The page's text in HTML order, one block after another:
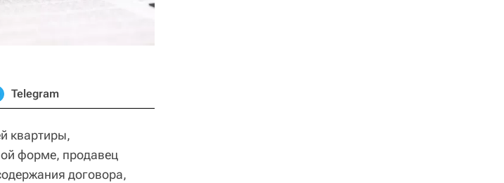
Telegram
квартиры,
форме, продавец
договора,